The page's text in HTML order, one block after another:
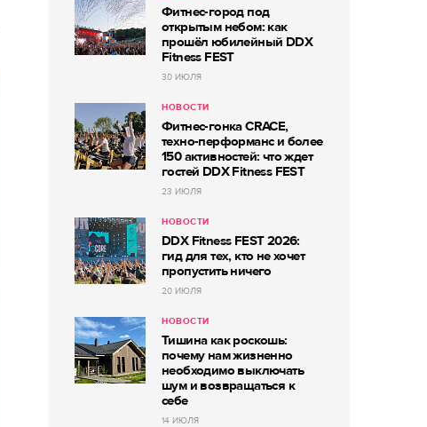
Фитнес-город под
открытым небом: как
прошёл юбилейный DDX
Fitness FEST
30 ИЮЛЯ
НОВОСТИ
Фитнес-гонка CRACE,
техно-перформанс и более
150 активностей: что ждет
гостей DDX Fitness FEST
23 ИЮЛЯ
НОВОСТИ
DDX Fitness FEST 2026:
гид для тех, кто не хочет
пропустить ничего
20 ИЮЛЯ
НОВОСТИ
Тишина как роскошь:
почему нам жизненно
необходимо выключать
шум и возвращаться к
себе
14 ИЮЛЯ